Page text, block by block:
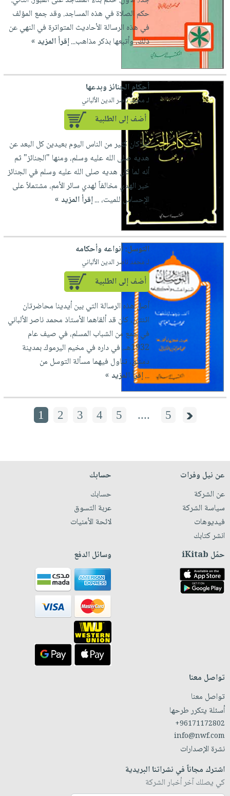
حكم الصلاة في هذه المساجد. وقد جمع المؤلف
في هذه الرسالة الأحاديث المتواترة في النهي عن
ذلك، وأتبعها بذكر مذاهب...إقرأ المزيد »
أحكام الجنائز وبدعها
لـ محمد ناصر الدين الألباني
أضف إلى الطلبية
لما كان كثير من الناس اليوم بعيدين كل البعد عن
هديه صلى الله عليه وسلم، ومنها "الجنائز" ثم
أنه لما كان هديه صلى الله عليه وسلم في الجنائز
خير الهدي مخالفاً لهدي سائر الأمم، مشتملاً على
الإحساس للميت، ...إقرأ المزيد »
التوسل: أنواعه وأحكامه
لـ محمد ناصر الدين الألباني
أضف إلى الطلبية
أصل هذه الرسالة التي بين أيدينا محاضرتان
اثنتان، كان قد ألقاهما الأستاذ محمد ناصر الألباني
في جمع من الشباب المسلم، في صيف عام
1932هـ، في داره في مخيم اليرموك بمدينة
دمشق، تناول فيهما مسألة التوسل من
...إقرأ المزيد »
1 2 3 4 5 .... 5
عن نيل وفرات
عن الشركة
سياسة الشركة
فيديوهات
انشر كتابك
حسابك
حسابك
عربة التسوق
لائحة الأمنيات
حمّل iKitab وسائل الدفع
تواصل معنا
تواصل معنا
أسئلة يتكرر طرحها
+96171172802
info@nwf.com
نشرة الإصدارات
اشترك مجاناً في نشراتنا البريدية
كي يصلك آخر أخبار الشركة